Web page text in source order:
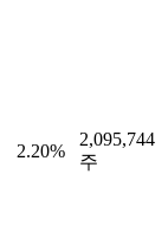
2.20%
2,095,744
주